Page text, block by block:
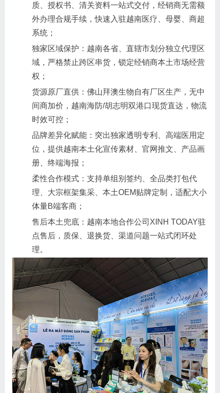
质、授权书、清关资料一站式交付，经销商无需额
外办理合规手续，快速入驻越南医疗、母婴、商超
系统；
独家区域保护：越南各省、直辖市划分独立代理区
域，严格禁止跨区串货，锁定经销商本土市场经营
权；
货源原厂直供：佛山拜澳生物自有厂区生产，无中
间商加价，越南海防/胡志明双港口现货直达，物流
时效可控；
品牌差异化赋能：突出独家透明专利、高端医用定
位，提供越南本土化宣传素材、官网推文、产品画
册、终端海报；
柔性合作模式：支持单组别签约、全品类打包代
理、大宗框架集采、本土OEM贴牌定制，适配大小
体量B端客商；
售后本土兜底：越南本地合作公司XINH TODAY驻
点售后，质保、退换货、渠道问题一站式闭环处
理。